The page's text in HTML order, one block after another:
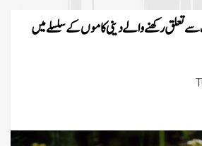
تعلق رکھنے والے دینی کاموں کے سلسلے میں